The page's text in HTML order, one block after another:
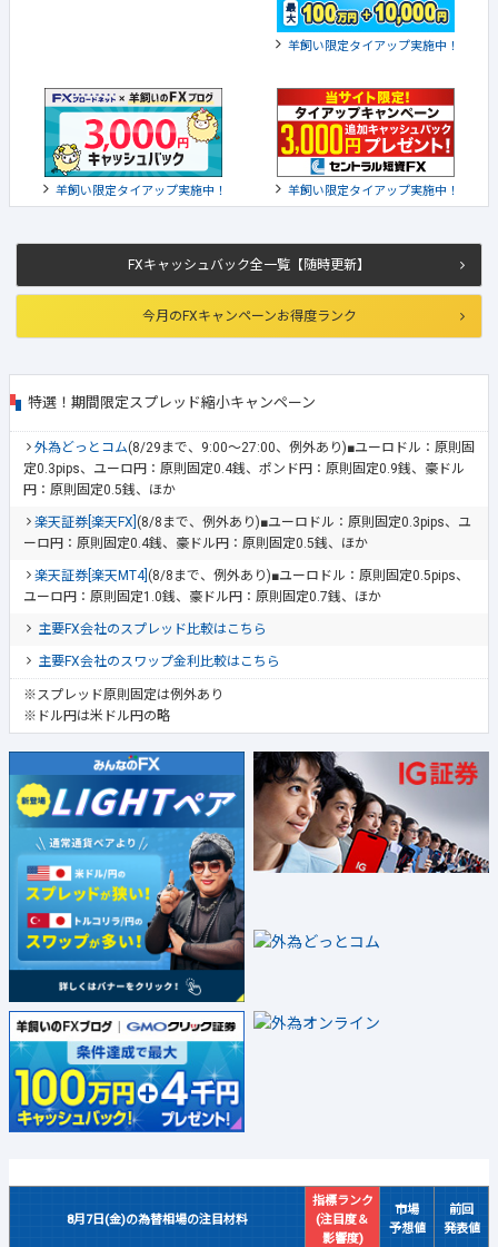
FXキャッシュバック全一覧【随時更新】
今月のFXキャンペーンお得度ランク
特選！期間限定スプレッド縮小キャンペーン
外為どっとコム(8/29まで、9:00～27:00、例外あり)■ユーロドル：原則固
定0.3pips、ユーロ円：原則固定0.4銭、ポンド円：原則固定0.9銭、豪ドル
円：原則固定0.5銭、ほか
楽天証券[楽天FX] (8/8まで、例外あり)■ユーロドル：原則固定0.3pips、ユ
ーロ円：原則固定0.4銭、豪ドル円：原則固定0.5銭、ほか
楽天証券[楽天MT4] (8/8まで、例外あり)■ユーロドル：原則固定0.5pips、
ユーロ円：原則固定1.0銭、豪ドル円：原則固定0.7銭、ほか
主要FX会社のスプレッド比較はこちら
主要FX会社のスワップ金利比較はこちら
※スプレッド原則固定は例外あり
※ドル円は米ドル円の略
8月7日(金)の為替相場の注目材料
指標ランク
(注目度＆
影響度)
市場
予想値
前回
発表値
羊飼い限定タイアップ実施中！
羊飼い限定タイアップ実施中！ 羊飼い限定タイアップ実施中！